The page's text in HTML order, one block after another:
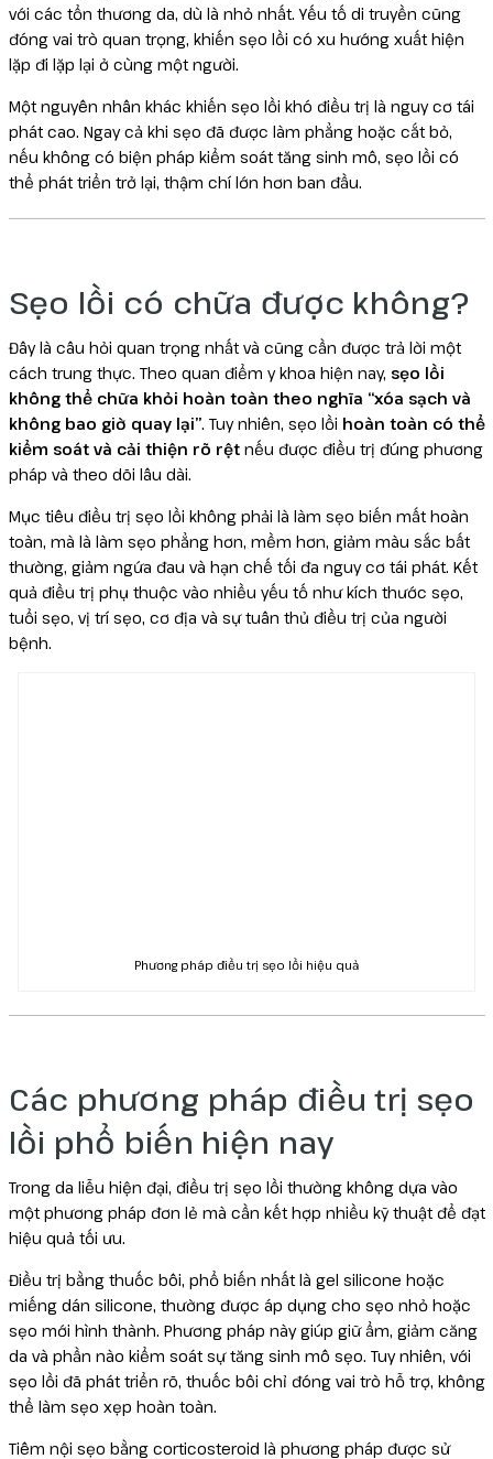
với các tổn thương da, dù là nhỏ nhất. Yếu tố di truyền cũng
đóng vai trò quan trọng, khiến sẹo lồi có xu hướng xuất hiện
lặp đi lặp lại ở cùng một người.
Một nguyên nhân khác khiến sẹo lồi khó điều trị là nguy cơ tái
phát cao. Ngay cả khi sẹo đã được làm phẳng hoặc cắt bỏ,
nếu không có biện pháp kiểm soát tăng sinh mô, sẹo lồi có
thể phát triển trở lại, thậm chí lớn hơn ban đầu.
Sẹo lồi có chữa được không?
Đây là câu hỏi quan trọng nhất và cũng cần được trả lời một
cách trung thực. Theo quan điểm y khoa hiện nay, sẹo lồi
không thể chữa khỏi hoàn toàn theo nghĩa “xóa sạch và
không bao giờ quay lại”. Tuy nhiên, sẹo lồi hoàn toàn có thể
kiểm soát và cải thiện rõ rệtnếu được điều trị đúng phương
pháp và theo dõi lâu dài.
Mục tiêu điều trị sẹo lồi không phải là làm sẹo biến mất hoàn
toàn, mà là làm sẹo phẳng hơn, mềm hơn, giảm màu sắc bất
thường, giảm ngứa đau và hạn chế tối đa nguy cơ tái phát. Kết
quả điều trị phụ thuộc vào nhiều yếu tố như kích thước sẹo,
tuổi sẹo, vị trí sẹo, cơ địa và sự tuân thủ điều trị của người
bệnh.
Phương pháp điều trị sẹo lồi hiệu quả
Các phương pháp điều trị sẹo
lồi phổ biến hiện nay
Trong da liễu hiện đại, điều trị sẹo lồi thường không dựa vào
một phương pháp đơn lẻ mà cần kết hợp nhiều kỹ thuật để đạt
hiệu quả tối ưu.
Điều trị bằng thuốc bôi, phổ biến nhất là gel silicone hoặc
miếng dán silicone, thường được áp dụng cho sẹo nhỏ hoặc
sẹo mới hình thành. Phương pháp này giúp giữ ẩm, giảm căng
da và phần nào kiểm soát sự tăng sinh mô sẹo. Tuy nhiên, với
sẹo lồi đã phát triển rõ, thuốc bôi chỉ đóng vai trò hỗ trợ, không
thể làm sẹo xẹp hoàn toàn.
Tiêm nội sẹo bằng corticosteroid là phương pháp được sử